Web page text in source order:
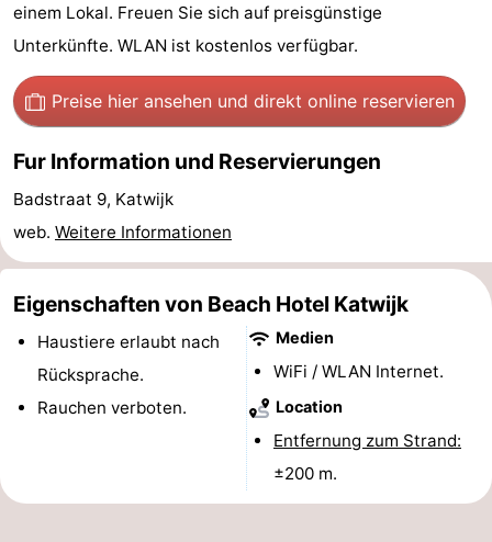
Dunimar
Noordwijkse
Duinen
-
Parc
du
Soleil
Hotels
Zimmer
(mit
Frühstück)
Lastminutes
Sehen
&
tun
-
Museen
Denkmäler
-
einem Lokal. Freuen Sie sich auf preisgünstige
Unterkünfte. WLAN ist kostenlos verfügbar.
Preise hier ansehen und direkt online reservieren
Fur Information und Reservierungen
Badstraat 9, Katwijk
web. Weitere Informationen
Eigenschaften von Beach Hotel Katwijk
Haustiere erlaubt nach
Rücksprache.
Rauchen verboten.
Medien
WiFi / WLAN Internet.
Location
Entfernung zum Strand:
±200 m.